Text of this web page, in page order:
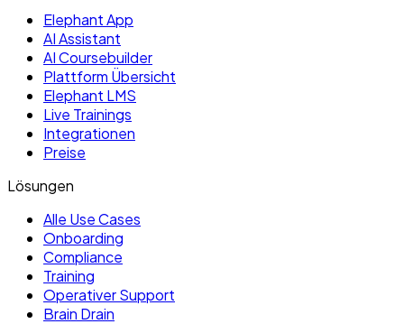
Elephant App
AI Assistant
AI Coursebuilder
Plattform Übersicht
Elephant LMS
Live Trainings
Integrationen
Preise
Lösungen
Alle Use Cases
Onboarding
Compliance
Training
Operativer Support
Brain Drain